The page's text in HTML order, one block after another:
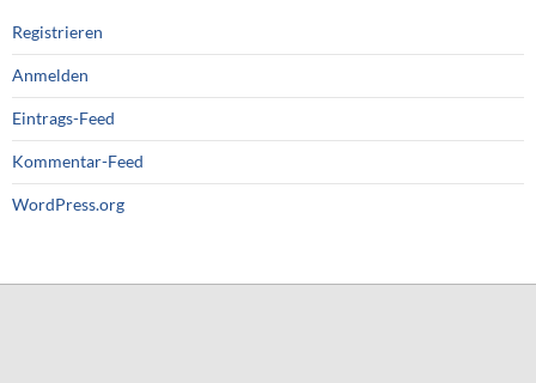
Registrieren
Anmelden
Eintrags-Feed
Kommentar-Feed
WordPress.org